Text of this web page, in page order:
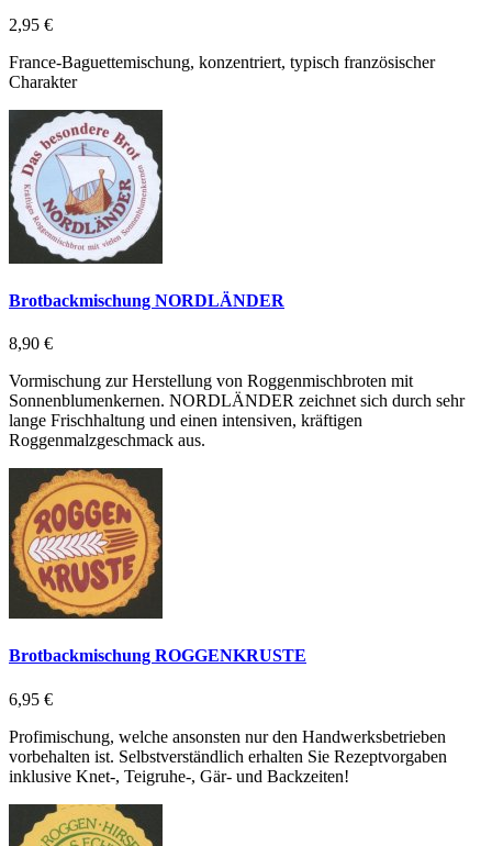
2,95 €
France-Baguettemischung, konzentriert, typisch französischer
Charakter
Brotbackmischung NORDLÄNDER
8,90 €
Vormischung zur Herstellung von Roggenmischbroten mit
Sonnenblumenkernen. NORDLÄNDER zeichnet sich durch sehr
lange Frischhaltung und einen intensiven, kräftigen
Roggenmalzgeschmack aus.
Brotbackmischung ROGGENKRUSTE
6,95 €
Profimischung, welche ansonsten nur den Handwerksbetrieben
vorbehalten ist. Selbstverständlich erhalten Sie Rezeptvorgaben
inklusive Knet-, Teigruhe-, Gär- und Backzeiten!